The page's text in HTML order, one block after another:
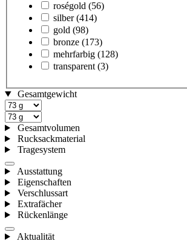
roségold (56)
silber (414)
gold (98)
bronze (173)
mehrfarbig (128)
transparent (3)
Gesamtgewicht
Gesamtvolumen
Rucksackmaterial
Tragesystem
Ausstattung
Eigenschaften
Verschlussart
Extrafächer
Rückenlänge
Aktualität